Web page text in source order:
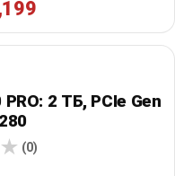
2 ТБ, PCIe Gen
(0)